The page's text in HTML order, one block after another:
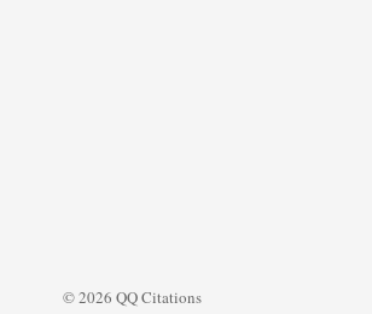
© 2026 QQ Citations